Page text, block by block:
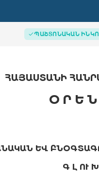
ՊԱՇՏՈՆԱԿԱՆ
ՀԱՅԱՍՏԱՆԻ
Օ Ր Ե
ԵՎ
Գ Լ ՈՒ